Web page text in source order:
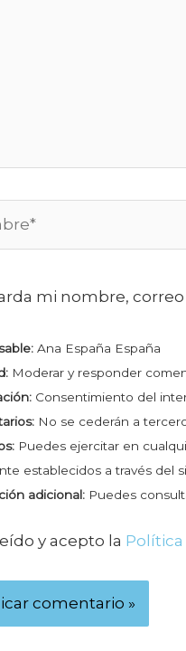
mi nombre,
Ana España España
Moderar y responder
Consentimiento del
No se cederán a
Puedes ejercitar en
establecidos a través del
adicional: Puedes
y acepto la